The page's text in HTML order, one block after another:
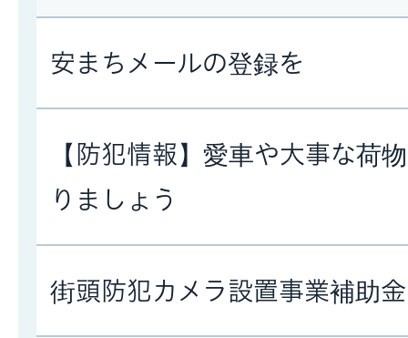
安まちメールの登録を
【防犯情報】愛車や大事な荷
りましょう
街頭防犯カメラ設置事業補助